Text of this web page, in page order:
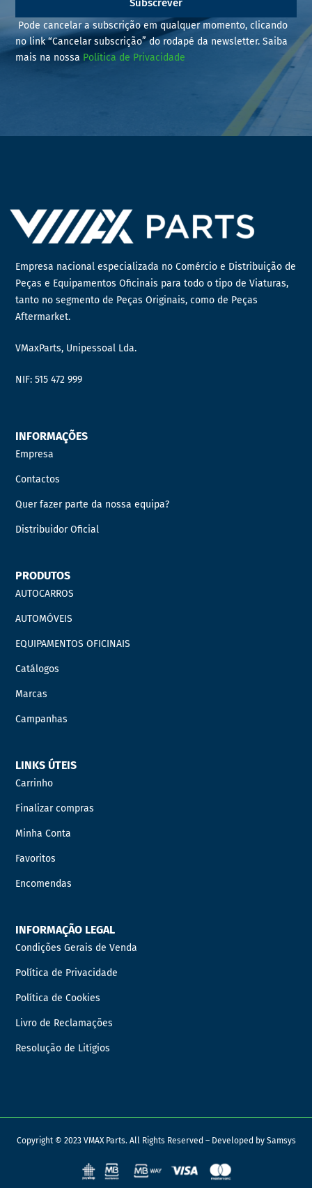
Subscrever
Pode cancelar a subscrição em qualquer momento, clicando
no link “Cancelar subscrição” do rodapé da newsletter. Saiba
mais na nossa Política de Privacidade
Empresa nacional especializada no Comércio e Distribuição de
Peças e Equipamentos Oficinais para todo o tipo de Viaturas,
tanto no segmento de Peças Originais, como de Peças
Aftermarket.
VMaxParts, Unipessoal Lda.
NIF: 515 472 999
INFORMAÇÕES
Empresa
Contactos
Quer fazer parte da nossa equipa?
Distribuidor Oficial
PRODUTOS
AUTOCARROS
AUTOMÓVEIS
EQUIPAMENTOS OFICINAIS
Catálogos
Marcas
Campanhas
LINKS ÚTEIS
Carrinho
Finalizar compras
Minha Conta
Favoritos
Encomendas
INFORMAÇÃO LEGAL
Condições Gerais de Venda
Política de Privacidade
Política de Cookies
Livro de Reclamações
Resolução de Litígios
Copyright © 2023 VMAX Parts. All Rights Reserved – Developed by Samsys